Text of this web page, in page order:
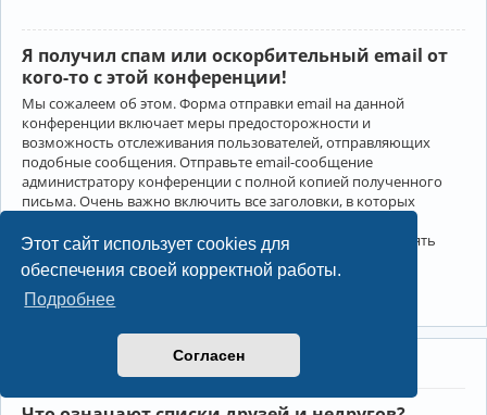
Этот сайт использует cookies для
обеспечения своей корректной работы.
Подробнее
Согласен
Я получил спам или оскорбительный email от
кого-то с этой конференции!
Мы сожалеем об этом. Форма отправки email на данной
конференции включает меры предосторожности и
возможность отслеживания пользователей, отправляющих
подобные сообщения. Отправьте email-сообщение
администратору конференции с полной копией полученного
письма. Очень важно включить все заголовки, в которых
Администратор конференции сможет в этом случае принять
меры.
Друзья и недруги